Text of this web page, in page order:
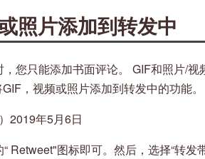
照片添加到转发中
您只能添加书面评论。 GIF和照片/视
，视频或照片添加到转发中的功能。
2019年5月6日
Retweet"图标即可。然后，选择“转发